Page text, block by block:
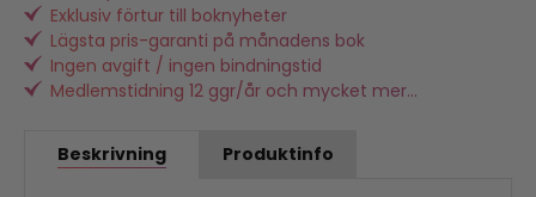
Exklusiv förtur till boknyheter
Lägsta pris-garanti på månadens bok
Ingen avgift / ingen bindningstid
Medlemstidning 12 ggr/år och mycket mer...
Beskrivning Produktinfo